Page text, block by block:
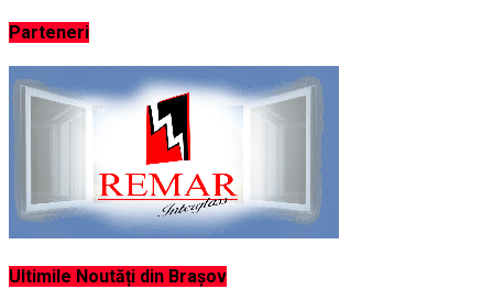
Parteneri
Ultimile Noutăți din Brașov